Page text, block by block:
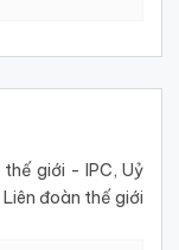
giới - IPC, Uỷ
đoàn thế giới